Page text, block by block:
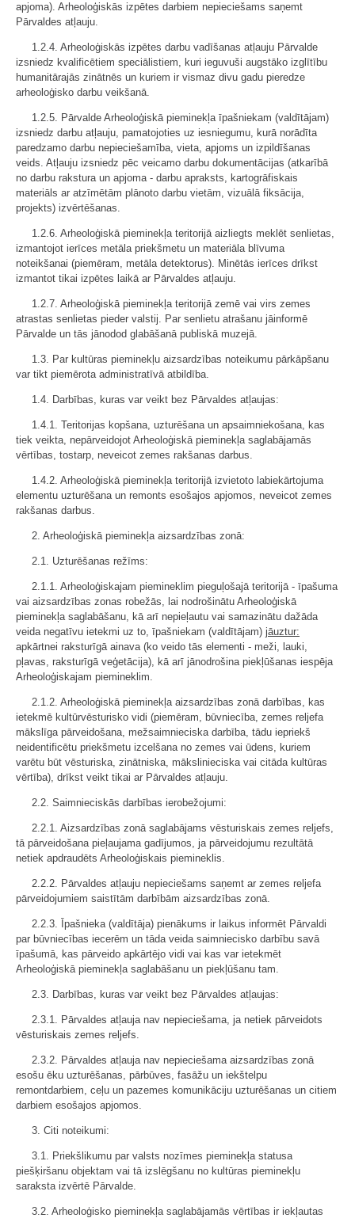
apjoma). Arheoloģiskās izpētes darbiem nepieciešams saņemt
Pārvaldes atļauju.
1.2.4. Arheoloģiskās izpētes darbu vadīšanas atļauju Pārvalde
izsniedz kvalificētiem speciālistiem, kuri ieguvuši augstāko izglītību
humanitārajās zinātnēs un kuriem ir vismaz divu gadu pieredze
arheoloģisko darbu veikšanā.
1.2.5. Pārvalde Arheoloģiskā pieminekļa īpašniekam (valdītājam)
izsniedz darbu atļauju, pamatojoties uz iesniegumu, kurā norādīta
paredzamo darbu nepieciešamība, vieta, apjoms un izpildīšanas
veids. Atļauju izsniedz pēc veicamo darbu dokumentācijas (atkarībā
no darbu rakstura un apjoma - darbu apraksts, kartogrāfiskais
materiāls ar atzīmētām plānoto darbu vietām, vizuālā fiksācija,
projekts) izvērtēšanas.
1.2.6. Arheoloģiskā pieminekļa teritorijā aizliegts meklēt senlietas,
izmantojot ierīces metāla priekšmetu un materiāla blīvuma
noteikšanai (piemēram, metāla detektorus). Minētās ierīces drīkst
izmantot tikai izpētes laikā ar Pārvaldes atļauju.
1.2.7. Arheoloģiskā pieminekļa teritorijā zemē vai virs zemes
atrastas senlietas pieder valstij. Par senlietu atrašanu jāinformē
Pārvalde un tās jānodod glabāšanā publiskā muzejā.
1.3. Par kultūras pieminekļu aizsardzības noteikumu pārkāpšanu
var tikt piemērota administratīvā atbildība.
1.4. Darbības, kuras var veikt bez Pārvaldes atļaujas:
1.4.1. Teritorijas kopšana, uzturēšana un apsaimniekošana, kas
tiek veikta, nepārveidojot Arheoloģiskā pieminekļa saglabājamās
vērtības, tostarp, neveicot zemes rakšanas darbus.
1.4.2. Arheoloģiskā pieminekļa teritorijā izvietoto labiekārtojuma
elementu uzturēšana un remonts esošajos apjomos, neveicot zemes
rakšanas darbus.
2. Arheoloģiskā pieminekļa aizsardzības zonā:
2.1. Uzturēšanas režīms:
2.1.1. Arheoloģiskajam piemineklim pieguļošajā teritorijā - īpašuma
vai aizsardzības zonas robežās, lai nodrošinātu Arheoloģiskā
pieminekļa saglabāšanu, kā arī nepieļautu vai samazinātu dažāda
veida negatīvu ietekmi uz to, īpašniekam (valdītājam) jāuztur:
apkārtnei raksturīgā ainava (ko veido tās elementi - meži, lauki,
pļavas, raksturīgā veģetācija), kā arī jānodrošina piekļūšanas iespēja
Arheoloģiskajam piemineklim.
2.1.2. Arheoloģiskā pieminekļa aizsardzības zonā darbības, kas
ietekmē kultūrvēsturisko vidi (piemēram, būvniecība, zemes reljefa
mākslīga pārveidošana, mežsaimnieciska darbība, tādu iepriekš
neidentificētu priekšmetu izcelšana no zemes vai ūdens, kuriem
varētu būt vēsturiska, zinātniska, mākslinieciska vai citāda kultūras
vērtība), drīkst veikt tikai ar Pārvaldes atļauju.
2.2. Saimnieciskās darbības ierobežojumi:
2.2.1. Aizsardzības zonā saglabājams vēsturiskais zemes reljefs,
tā pārveidošana pieļaujama gadījumos, ja pārveidojumu rezultātā
netiek apdraudēts Arheoloģiskais piemineklis.
2.2.2. Pārvaldes atļauju nepieciešams saņemt ar zemes reljefa
pārveidojumiem saistītām darbībām aizsardzības zonā.
2.2.3. Īpašnieka (valdītāja) pienākums ir laikus informēt Pārvaldi
par būvniecības iecerēm un tāda veida saimniecisko darbību savā
īpašumā, kas pārveido apkārtējo vidi vai kas var ietekmēt
Arheoloģiskā pieminekļa saglabāšanu un piekļūšanu tam.
2.3. Darbības, kuras var veikt bez Pārvaldes atļaujas:
2.3.1. Pārvaldes atļauja nav nepieciešama, ja netiek pārveidots
vēsturiskais zemes reljefs.
2.3.2. Pārvaldes atļauja nav nepieciešama aizsardzības zonā
esošu ēku uzturēšanas, pārbūves, fasāžu un iekštelpu
remontdarbiem, ceļu un pazemes komunikāciju uzturēšanas un citiem
darbiem esošajos apjomos.
3. Citi noteikumi:
3.1. Priekšlikumu par valsts nozīmes pieminekļa statusa
piešķiršanu objektam vai tā izslēgšanu no kultūras pieminekļu
saraksta izvērtē Pārvalde.
3.2. Arheoloģisko pieminekļa saglabājamās vērtības ir iekļautas